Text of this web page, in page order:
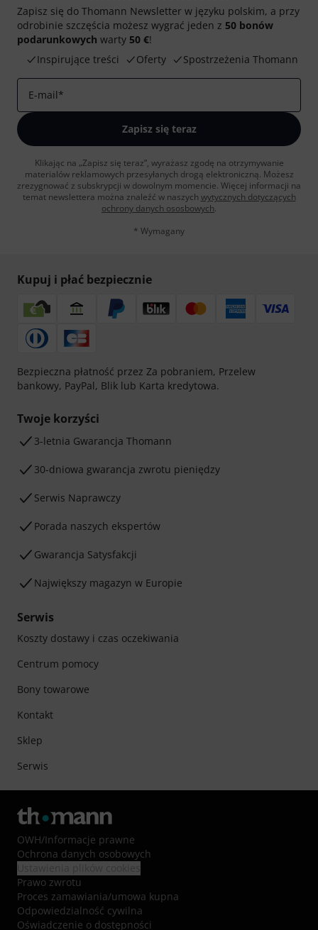
Zapisz się do Thomann Newsletter w języku polskim, a przy
odrobinie szczęścia możesz wygrać jeden z 50 bonów
podarunkowych warty 50 €!
Inspirujące treści
Oferty Spostrzeżenia Thomann
E-mail*
Zapisz się teraz
Klikając na „Zapisz się teraz”, wyrażasz zgodę na otrzymywanie
materialów reklamowych przesyłanych drogą elektroniczną. Możesz
zrezygnować z subskrypcji w dowolnym momencie. Więcej informacji na
temat newslettera można znaleźć w naszych wytycznych dotyczących
ochrony danych ososbowych.
* Wymagany
Kupuj i płać bezpiecznie
Bezpieczna płatność przez Za pobraniem, Przelew
bankowy, PayPal, Blik lub Karta kredytowa.
Twoje korzyści
3-letnia Gwarancja Thomann
30-dniowa gwarancja zwrotu pieniędzy
Serwis Naprawczy
Porada naszych ekspertów
Gwarancja Satysfakcji
Największy magazyn w Europie
Serwis
Koszty dostawy i czas oczekiwania
Centrum pomocy
Bony towarowe
Kontakt
Sklep
Serwis
OWH/Informacje prawne
Ochrona danych osobowych
Prawo zwrotu
Proces zamawiania/umowa kupna
Odpowiedzialność cywilna
Oświadczenie o dostępności